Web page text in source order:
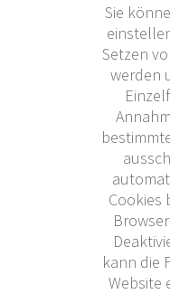
Sie
Setzen
werden
Cookies
kann die
Website